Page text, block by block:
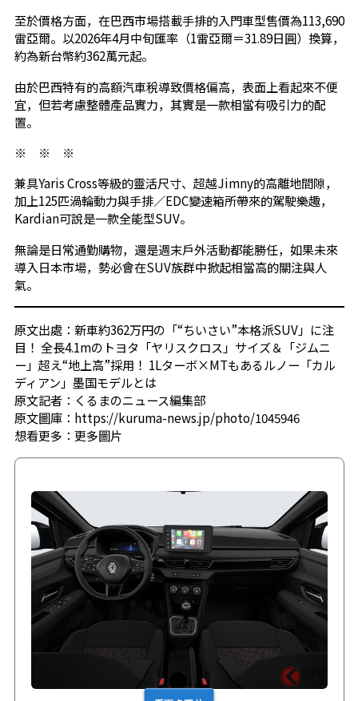
至於價格方面，在巴西市場搭載手排的入門車型售價為113,690
雷亞爾。以2026年4月中旬匯率（1雷亞爾＝31.89日圓）換算，
約為新台幣約362萬元起。
由於巴西特有的高額汽車稅導致價格偏高，表面上看起來不便
宜，但若考慮整體產品實力，其實是一款相當有吸引力的配
置。
※ ※ ※
兼具Yaris Cross等級的靈活尺寸、超越Jimny的高離地間隙，
加上125匹渦輪動力與手排／EDC變速箱所帶來的駕駛樂趣，
Kardian可說是一款全能型SUV。
無論是日常通勤購物，還是週末戶外活動都能勝任，如果未來
導入日本市場，勢必會在SUV族群中掀起相當高的關注與人
氣。
原文出處：新車約362万円の「“ちいさい”本格派SUV」に注
目！ 全長4.1mのトヨタ「ヤリスクロス」サイズ＆「ジムニ
ー」超え“地上高”採用！ 1Lターボ×MTもあるルノー「カル
ディアン」墨国モデルとは
原文記者：くるまのニュース編集部
原文圖庫：https://kuruma-news.jp/photo/1045946
想看更多： 更多圖片